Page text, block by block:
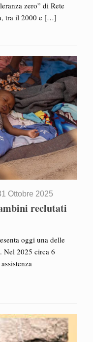
zero” di Rete
tra il 2000 e […]
Ottobre 2025
reclutati
oggi una delle
Nel 2025 circa 6